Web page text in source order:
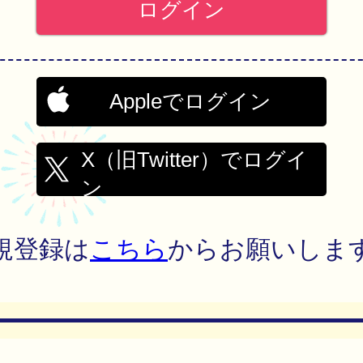
Appleでログイン
X（旧Twitter）でログイ
ン
登録はこちらからお願いしま